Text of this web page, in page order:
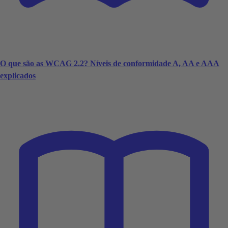
O que são as WCAG 2.2? Níveis de conformidade A, AA e AAA
explicados